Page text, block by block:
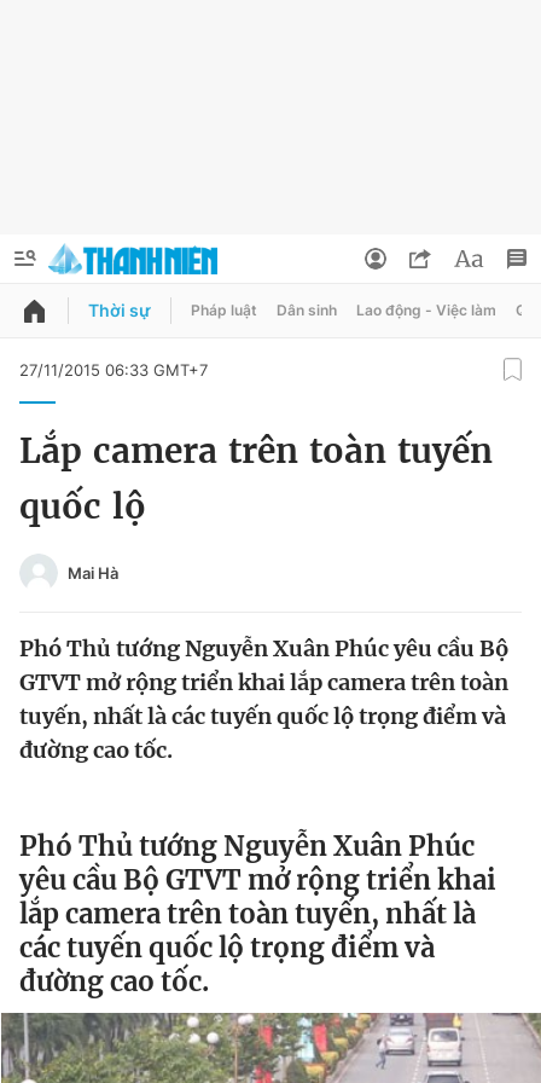
QUẢNG CÁO
Chuyên mục
Chào ngày mới
Tin thị trường Tin 360
Video Magazine
Tiện ích Bạn cần biết
Thông tin tòa soạn Liên hệ quảng cáo
Đổi mật khẩu
Tin đã lưu
Thời sự Pháp luật Dân sinh Lao động - Việc làm
27/11/2015 06:33 GMT+7
Lắp camera trên toàn tuyến
quốc lộ
Mai Hà
Phó Thủ tướng Nguyễn Xuân Phúc yêu cầu Bộ
GTVT mở rộng triển khai lắp camera trên toàn
tuyến, nhất là các tuyến quốc lộ trọng điểm và
đường cao tốc.
Phó Thủ tướng Nguyễn Xuân Phúc
yêu cầu Bộ GTVT mở rộng triển khai
lắp camera trên toàn tuyến, nhất là
các tuyến quốc lộ trọng điểm và
đường cao tốc.